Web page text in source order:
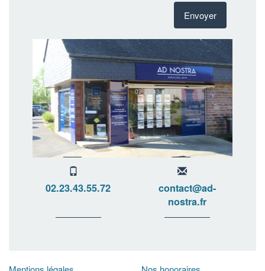
Envoyer
02.23.43.55.72
contact@ad-
nostra.fr